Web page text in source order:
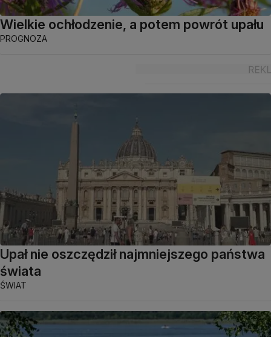
Wielkie ochłodzenie, a potem powrót upału
PROGNOZA
Upał nie oszczędził najmniejszego państwa
świata
ŚWIAT